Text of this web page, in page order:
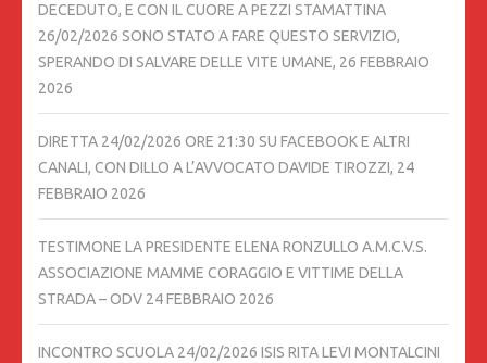
DECEDUTO, E CON IL CUORE A PEZZI STAMATTINA
26/02/2026 SONO STATO A FARE QUESTO SERVIZIO,
SPERANDO DI SALVARE DELLE VITE UMANE, 26 FEBBRAIO
2026
DIRETTA 24/02/2026 ORE 21:30 SU FACEBOOK E ALTRI
CANALI, CON DILLO A L’AVVOCATO DAVIDE TIROZZI, 24
FEBBRAIO 2026
TESTIMONE LA PRESIDENTE ELENA RONZULLO A.M.C.V.S.
ASSOCIAZIONE MAMME CORAGGIO E VITTIME DELLA
STRADA – ODV 24 FEBBRAIO 2026
INCONTRO SCUOLA 24/02/2026 ISIS RITA LEVI MONTALCINI